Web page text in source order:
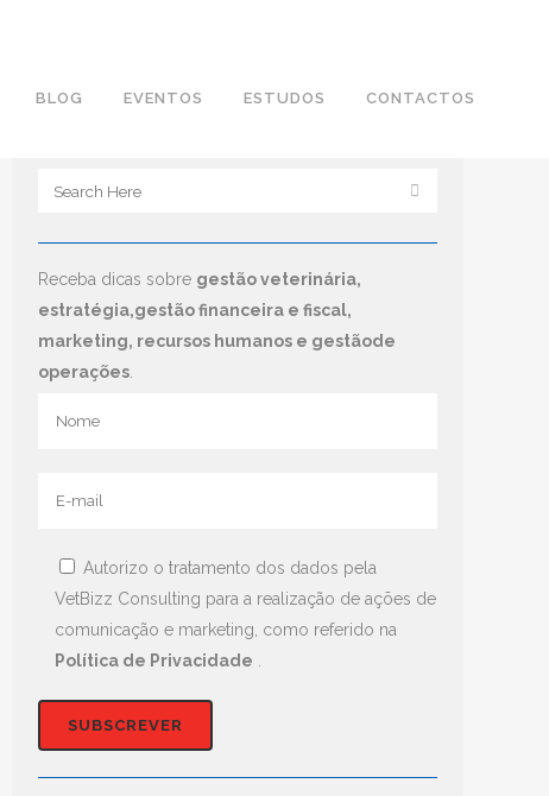
BLOG EVENTOS ESTUDOS CONTACTOS
Receba dicas sobre gestão veterinária,
estratégia,gestão financeira e fiscal,
marketing, recursos humanos e gestãode
operações.
Autorizo o tratamento dos dados pela
VetBizz Consulting para a realização de ações de
comunicação e marketing, como referido na
Política de Privacidade